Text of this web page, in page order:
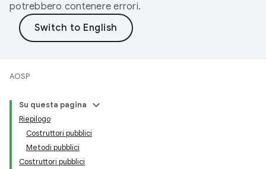
potrebbero contenere errori.
AOSP
Su questa pagina
Riepilogo
Costruttori pubblici
Metodi pubblici
Costruttori pubblici